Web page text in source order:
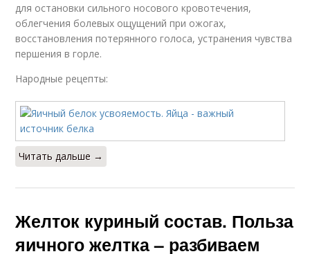
для остановки сильного носового кровотечения,
облегчения болевых ощущений при ожогах,
восстановления потерянного голоса, устранения чувства
першения в горле.
Народные рецепты:
Читать дальше →
Желток куриный состав. Польза
яичного желтка – разбиваем